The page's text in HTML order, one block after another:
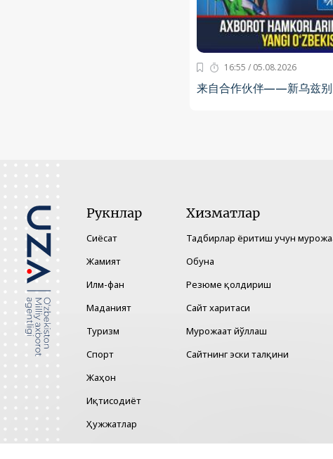
16:55 / 05.08.2026
来自合作伙伴——新乌兹别
Рукнлар
Сиёсат
Жамият
Илм-фан
Маданият
Туризм
Спорт
Жаҳон
Иқтисодиёт
Ҳужжатлар
Технология
Хизматлар
Тадбирлар ёритиш учун
Обуна
Резюме қолдириш
Сайт харитаси
Мурожаат йўллаш
Сайтнинг эски талқини